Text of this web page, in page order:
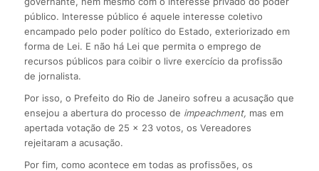
público. Interesse público é aquele interesse coletivo
encampado pelo poder político do Estado, exteriorizado em
forma de Lei. E não há Lei que permita o emprego de
recursos públicos para coibir o livre exercício da profissão
de jornalista.
Por isso, o Prefeito do Rio de Janeiro sofreu a acusação que
ensejou a abertura do processo de impeachment, mas em
apertada votação de 25 x 23 votos, os Vereadores
rejeitaram a acusação.
Por fim, como acontece em todas as profissões, os